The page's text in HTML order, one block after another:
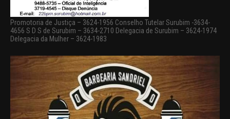
Promotoria de Justiça – 3624-1956 Conselho Tutelar Surubim -3634-
4656 S D S de Surubim – 3634-2710 Delegacia de Surubim – 3624-1974
Delegacia da Mulher – 3624-1983